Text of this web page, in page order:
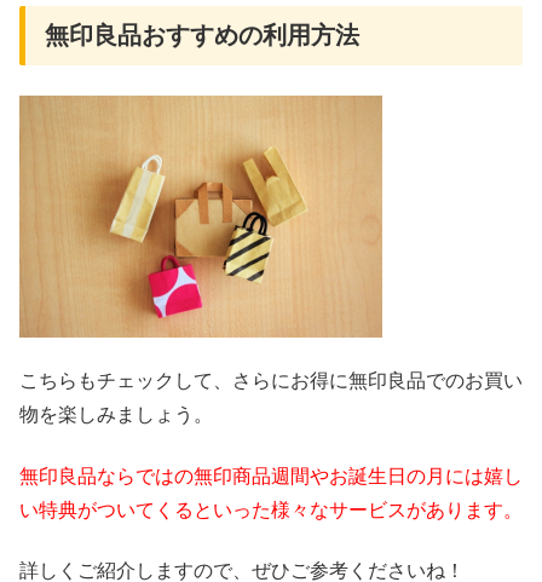
無印良品おすすめの利用方法
こちらもチェックして、さらにお得に無印良品でのお買い
物を楽しみましょう。
無印良品ならではの無印商品週間やお誕生日の月には嬉し
い特典がついてくるといった様々なサービスがあります。
詳しくご紹介しますので、ぜひご参考くださいね！